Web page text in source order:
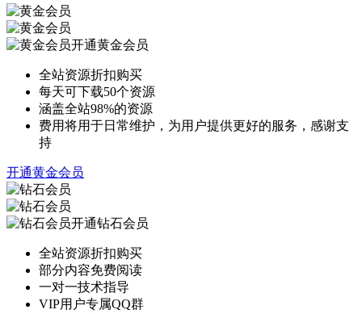
开通黄金会员
全站资源折扣购买
每天可下载50个资源
涵盖全站98%的资源
费用将用于日常维护，为用户提供更好的服务，感谢支
持
开通黄金会员
开通钻石会员
全站资源折扣购买
部分内容免费阅读
一对一技术指导
VIP用户专属QQ群